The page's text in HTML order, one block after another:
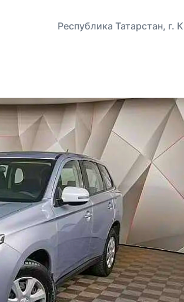
Республика Татарстан, г.